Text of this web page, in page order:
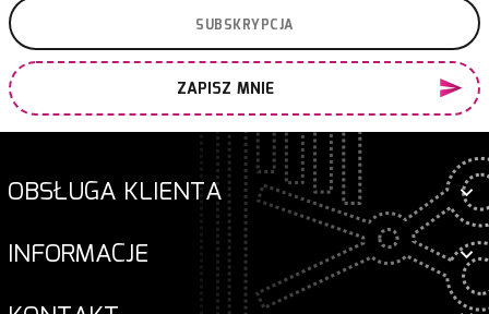
ZAPISZ MNIE
OBSŁUGA KLIENTA
INFORMACJE